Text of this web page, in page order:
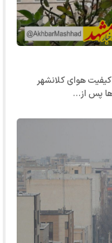
هوای کلانشهر